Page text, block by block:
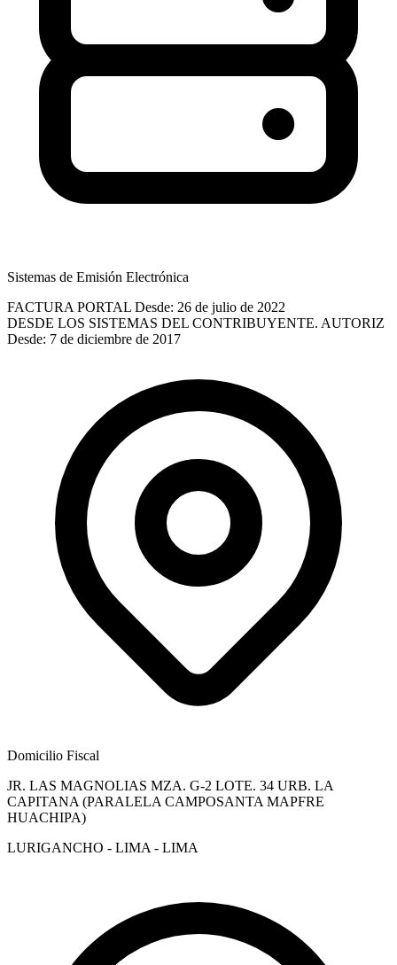
Sistemas de Emisión Electrónica
FACTURA PORTAL Desde: 26 de julio de 2022
DESDE LOS SISTEMAS DEL CONTRIBUYENTE. AUTORIZ
Desde: 7 de diciembre de 2017
Domicilio Fiscal
JR. LAS MAGNOLIAS MZA. G-2 LOTE. 34 URB. LA
CAPITANA (PARALELA CAMPOSANTA MAPFRE
HUACHIPA)
LURIGANCHO - LIMA - LIMA